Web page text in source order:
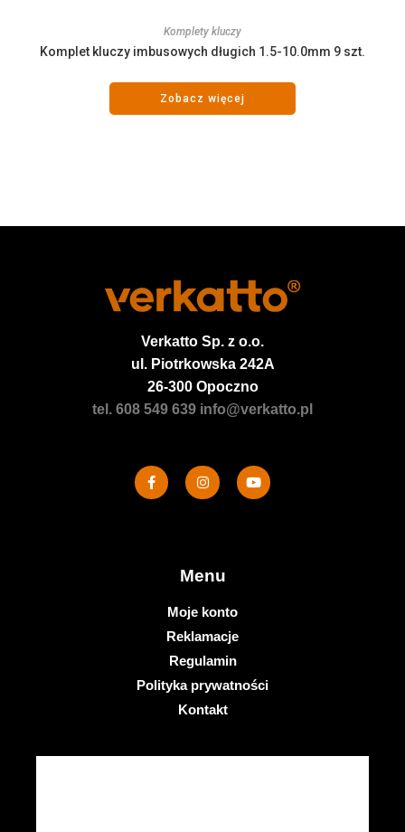
Komplety kluczy
Komplet kluczy imbusowych długich 1.5-10.0mm 9 szt.
Zobacz więcej
Verkatto Sp. z o.o.
ul. Piotrkowska 242A
26-300 Opoczno
tel. 608 549 639 info@verkatto.pl
Menu
Moje konto
Reklamacje
Regulamin
Polityka prywatności
Kontakt